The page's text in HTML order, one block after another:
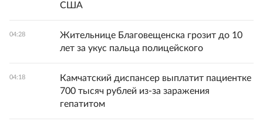
США
04:28
Жительнице Благовещенска грозит до 10
лет за укус пальца полицейского
04:18
Камчатский диспансер выплатит пациентке
700 тысяч рублей из-за заражения
гепатитом